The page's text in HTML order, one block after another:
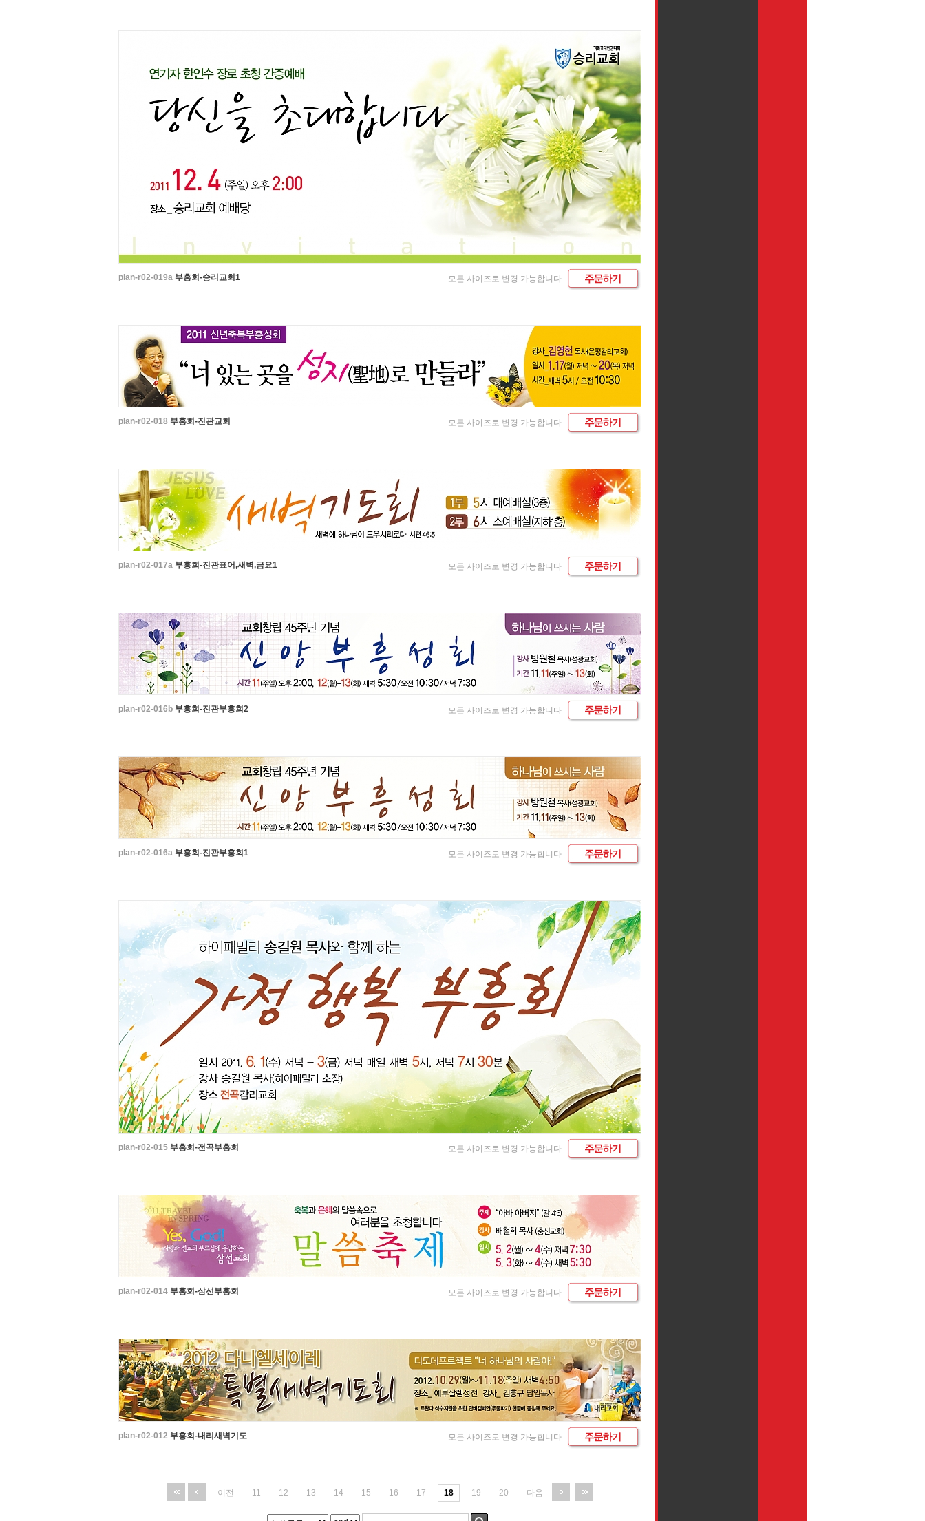
plan-r02-019a 부흥회-승리교회1 모든 사이즈로 변경 가능합니다
plan-r02-018 부흥회-진관교회 모든 사이즈로 변경 가능합니다
plan-r02-017a 부흥회-진관표어,새벽,금요1 모든 사이즈로 변경 가능합니다
plan-r02-016b 부흥회-진관부흥회2 모든 사이즈로 변경 가능합니다
plan-r02-016a 부흥회-진관부흥회1 모든 사이즈로 변경 가능합니다
plan-r02-015 부흥회-전곡부흥회 모든 사이즈로 변경 가능합니다
plan-r02-014 부흥회-삼선부흥회 모든 사이즈로 변경 가능합니다
plan-r02-012 부흥회-내리새벽기도 모든 사이즈로 변경 가능합니다
이전 11 12 13 14 15 16 17 18 19 20 다음